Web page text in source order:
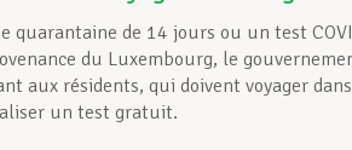
quarantaine de 14 jours ou un test
du Luxembourg, le
aux résidents, qui doivent voyager dans
un test gratuit.